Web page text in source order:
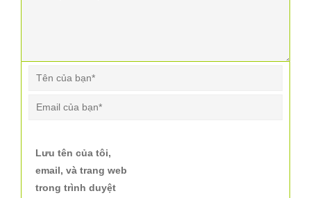
Lưu tên của tôi,
email, và trang web
trong trình duyệt